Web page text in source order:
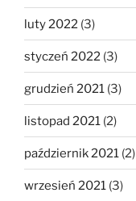
luty 2022 (3)
styczeń 2022 (3)
grudzień 2021 (3)
listopad 2021 (2)
październik 2021 (2)
wrzesień 2021 (3)